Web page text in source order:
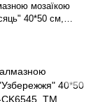
мозаїкою
40*50 см,
ТМ "99IDEAS"